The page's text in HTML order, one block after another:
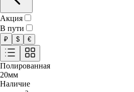
Акция
В пути
₽ $ €
Полированная
20мм
Наличие